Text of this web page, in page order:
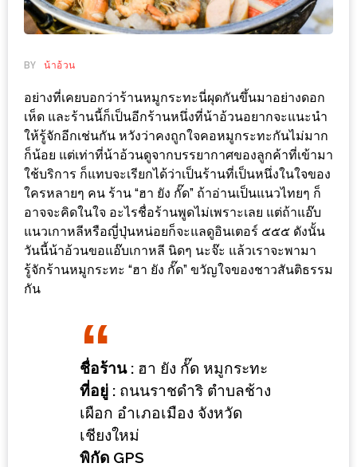
ที่
HIMMA
10
ร้าน
พ่อ
ค้า
แซ่บ
แม่ค้า
สวย
ร้าน
ของ
เชียงใหม่
ต้อง
ไป
ลอง
BY น้าอ้วน
อย่างที่เคยบอกว่าร้านหมูกระทะนี่ผุดกันขึ้นมาอย่างดอก
เห็ด และร้านนี้ก็เป็นอีกร้านหนึ่งที่น้าอ้วนอยากจะแนะนำ
ให้รู้จักอีกเช่นกัน หวังว่าคงถูกใจคอหมูกระทะกันไม่มาก
ก็น้อย แต่เท่าที่น้าอ้วนดูจากบรรยากาศของลูกค้าที่เข้ามา
ใช้บริการ ก็แทบจะเรียกได้ว่าเป็นร้านที่เป็นหนึ่งในใจของ
ใครหลายๆ คน ร้าน “ฮา ยัง กั๊ด” ถ้าอ่านเป็นแนวไทยๆ ก็
อาจจะคิดในใจ อะไรชื่อร้านพูดไม่เพราะเลย แต่ถ้าแอ๊บ
แนวเกาหลีหรือญี่ปุ่นหน่อยก็จะแลดูอินเตอร์ ๕๕๕ ดังนั้น
วันนี้น้าอ้วนขอแอ๊บเกาหลี นิดๆ นะจ๊ะ แล้วเราจะพามา
รู้จักร้านหมูกระทะ “ฮา ยัง กั๊ด” ขวัญใจของชาวสันติธรรม
กัน
ชื่อร้าน: ฮา ยัง กั๊ด หมูกระทะ
ที่อยู่ : ถนนราชดำริ ตำบลช้าง
เผือก อำเภอเมือง จังหวัด
เชียงใหม่
พิกัด GPS